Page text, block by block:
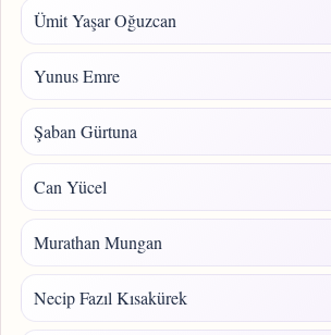
Ümit Yaşar Oğuzcan
Yunus Emre
Şaban Gürtuna
Can Yücel
Murathan Mungan
Necip Fazıl Kısakürek